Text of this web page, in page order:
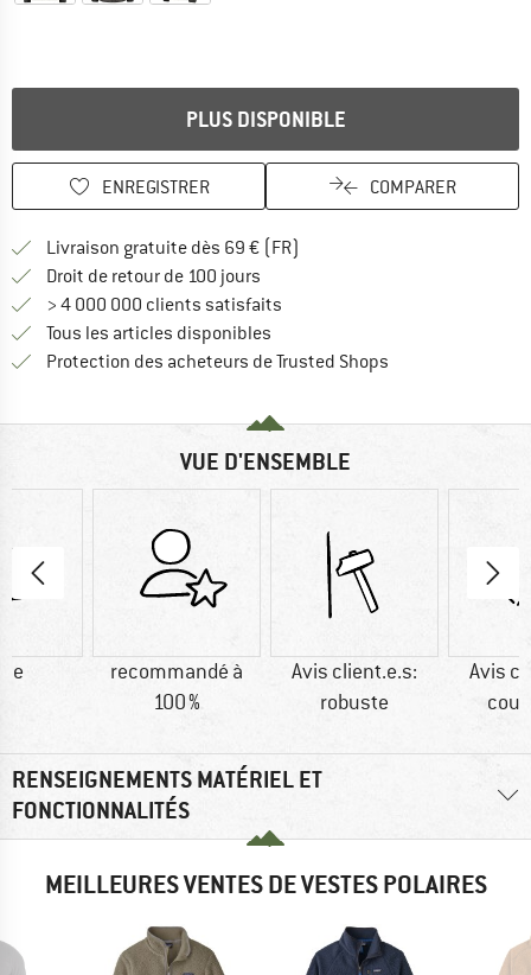
PLUS DISPONIBLE
ENREGISTRER COMPARER
Livraison gratuite dès 69 € (FR)
Droit de retour de 100 jours
> 4 000 000 clients satisfaits
Tous les articles disponibles
Protection des acheteurs de Trusted Shops
VUE D'ENSEMBLE
recommandé à
100 %
Avis client.e.s:
robuste
Avis
RENSEIGNEMENTS MATÉRIEL ET
FONCTIONNALITÉS
MEILLEURES VENTES DE VESTES POLAIRES